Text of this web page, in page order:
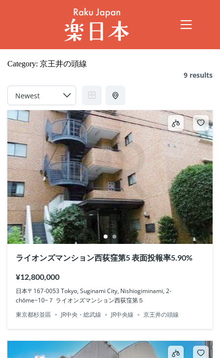
Category: 京王井の頭線
9 results
ライオンズマンション西荻窪第5 表面投報率5.90%
¥12,800,000
日本〒167-0053 Tokyo, Suginami City, Nishiogiminami, 2-
chōme−10−７ ライオンズマンション西荻窪第５
東京都杉並區
JR中央・総武線 JR中央線 京王井の頭線